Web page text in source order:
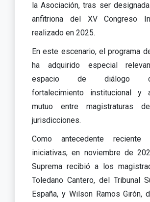
la Asociación, tras ser
anfitriona del XV Congreso
realizado en 2025.
En este escenario, el programa
ha adquirido especial
espacio de diálogo
fortalecimiento institucional y
mutuo entre magistraturas
jurisdicciones.
Como antecedente
iniciativas, en noviembre de
Suprema recibió a los
Toledano Cantero, del Tribunal
España, y Wilson Ramos Girón,